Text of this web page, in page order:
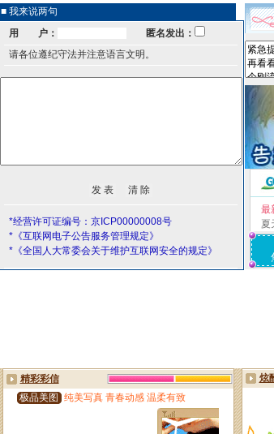
■ 我来说两句
用 户：
匿名发出：
请各位遵纪守法并注意语言文明。
*经营许可证编号：京ICP00000008号
*《互联网电子公告服务管理规定》
*《全国人大常委会关于维护互联网安全的规定》
最
夏